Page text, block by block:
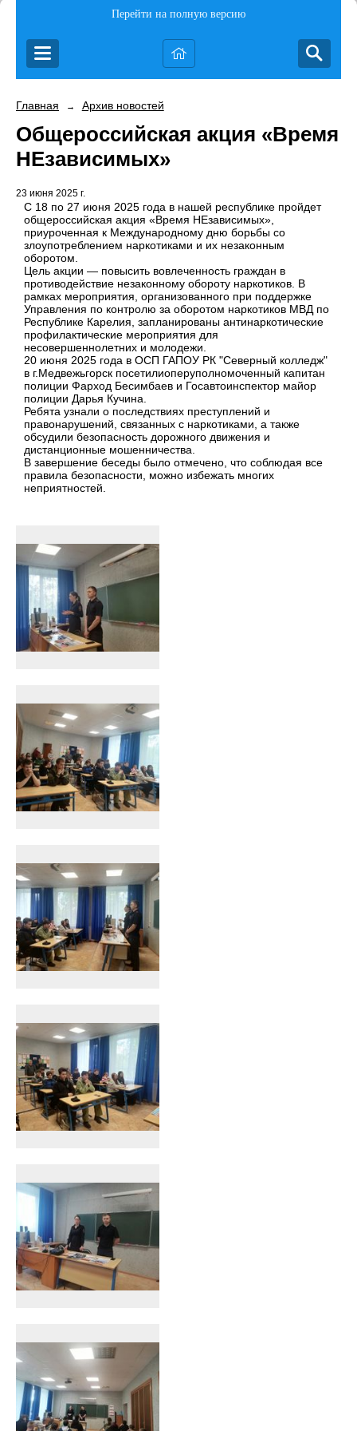
Перейти на полную версию
Главная → Архив новостей
Общероссийская акция «Время
НЕзависимых»
23 июня 2025 г.
С 18 по 27 июня 2025 года в нашей республике пройдет
общероссийская акция «Время НЕзависимых»,
приуроченная к Международному дню борьбы со
злоупотреблением наркотиками и их незаконным
оборотом.
Цель акции — повысить вовлеченность граждан в
противодействие незаконному обороту наркотиков. В
рамках мероприятия, организованного при поддержке
Управления по контролю за оборотом наркотиков МВД по
Республике Карелия, запланированы антинаркотические
профилактические мероприятия для
несовершеннолетних и молодежи.
20 июня 2025 года в ОСП ГАПОУ РК "Северный колледж"
в г.Медвежьгорск посетилиоперуполномоченный капитан
полиции Фарход Бесимбаев и Госавтоинспектор майор
полиции Дарья Кучина.
Ребята узнали о последствиях преступлений и
правонарушений, связанных с наркотиками, а также
обсудили безопасность дорожного движения и
дистанционные мошенничества.
В завершение беседы было отмечено, что соблюдая все
правила безопасности, можно избежать многих
неприятностей.